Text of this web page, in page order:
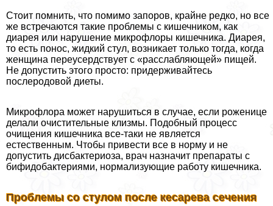
Стоит помнить, что помимо запоров, крайне редко, но все
же встречаются такие проблемы с кишечником, как
диарея или нарушение микрофлоры кишечника. Диарея,
то есть понос, жидкий стул, возникает только тогда, когда
женщина переусердствует с «расслабляющей» пищей.
Не допустить этого просто: придерживайтесь
послеродовой диеты.
Микрофлора может нарушиться в случае, если роженице
делали очистительные клизмы. Подобный процесс
очищения кишечника все-таки не является
естественным. Чтобы привести все в норму и не
допустить дисбактериоза, врач назначит препараты с
бифидобактериями, нормализующие работу кишечника.
Проблемы со стулом после кесарева сечения